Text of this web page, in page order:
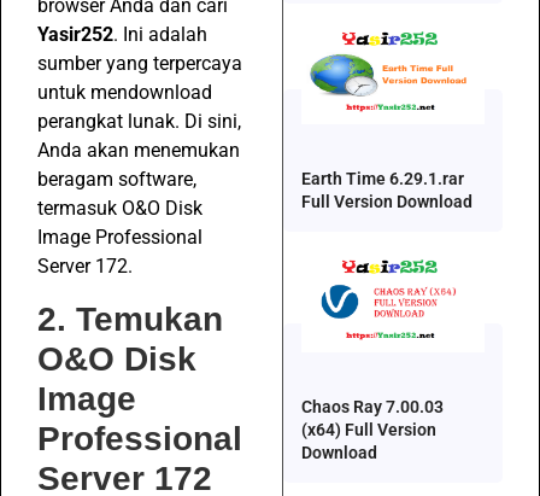
browser Anda dan cari
Yasir252. Ini adalah
sumber yang terpercaya
untuk mendownload
perangkat lunak. Di sini,
Anda akan menemukan
beragam software,
termasuk O&O Disk
Image Professional
Server 172.
2. Temukan
O&O Disk
Image
Professional
Server 172
Earth Time 6.29.1.rar
Full Version Download
Chaos Ray 7.00.03
(x64) Full Version
Download